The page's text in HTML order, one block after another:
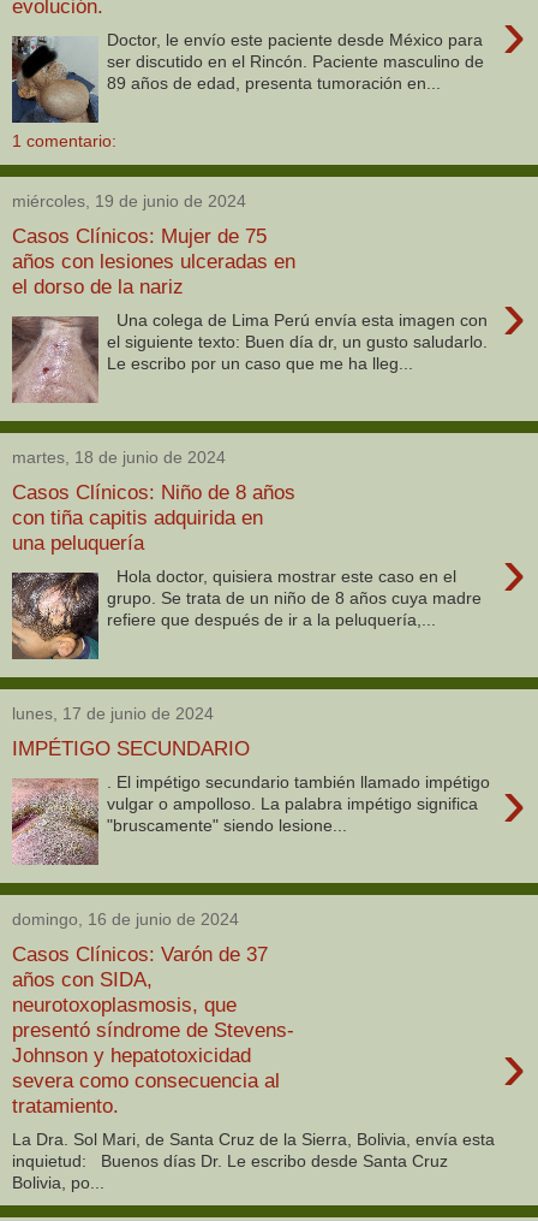
evolución. ›
Doctor, le envío este paciente desde México para
ser discutido en el Rincón. Paciente masculino de
89 años de edad, presenta tumoración en...
1 comentario:
miércoles, 19 de junio de 2024
Casos Clínicos: Mujer de 75
años con lesiones ulceradas en
el dorso de la nariz
›
Una colega de Lima Perú envía esta imagen con
el siguiente texto: Buen día dr, un gusto saludarlo.
Le escribo por un caso que me ha lleg...
martes, 18 de junio de 2024
Casos Clínicos: Niño de 8 años
con tiña capitis adquirida en
una peluquería
›
Hola doctor, quisiera mostrar este caso en el
grupo. Se trata de un niño de 8 años cuya madre
refiere que después de ir a la peluquería,...
lunes, 17 de junio de 2024
IMPÉTIGO SECUNDARIO
›
. El impétigo secundario también llamado impétigo
vulgar o ampolloso. La palabra impétigo significa
"bruscamente" siendo lesione...
domingo, 16 de junio de 2024
Casos Clínicos: Varón de 37
años con SIDA,
neurotoxoplasmosis, que
presentó síndrome de Stevens-
Johnson y hepatotoxicidad
severa como consecuencia al
tratamiento.
›
La Dra. Sol Mari, de Santa Cruz de la Sierra, Bolivia, envía esta
inquietud: Buenos días Dr. Le escribo desde Santa Cruz
Bolivia, po...